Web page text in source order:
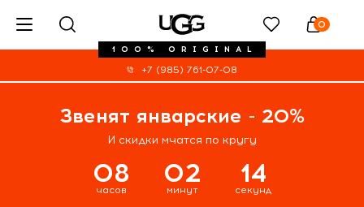
100% ORIGINAL
0
+7 (985) 761-07-08
Звенят январские - 20%
И скидки мчатся по кругу
08
часов
02
минут
14
секунд